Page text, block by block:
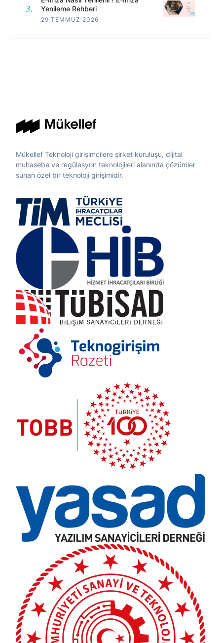
Yenileme Rehberi
29 TEMMUZ 2026
Mükellef Teknoloji girişimcilere şirket kuruluşu, dijital
muhasebe ve regülasyon teknolojileri alanında çözümler
sunan özel bir teknoloji girişimidir.